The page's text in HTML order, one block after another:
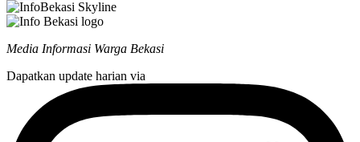
Media Informasi Warga Bekasi
Dapatkan update harian via